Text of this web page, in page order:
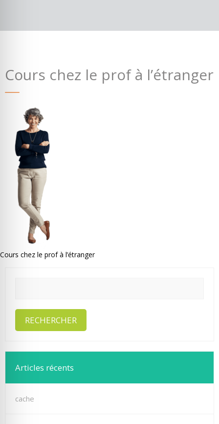
Cours chez le prof à l’étranger
Cours chez le prof à l’étranger
Articles récents
cache